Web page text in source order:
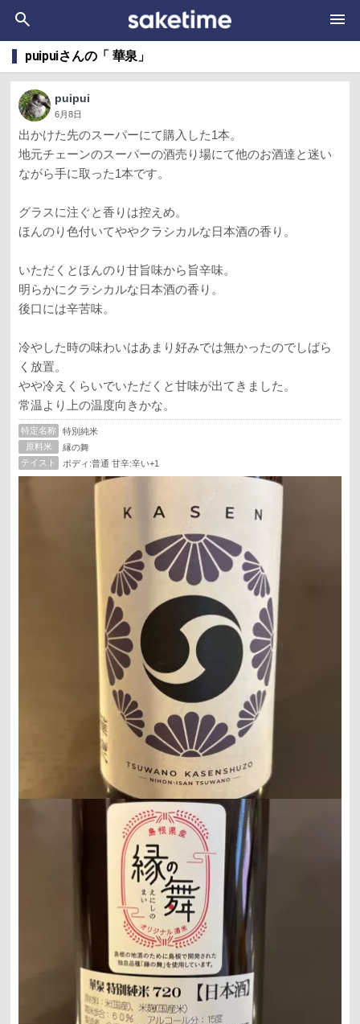
puipuiさんの「 華泉」
puipui
6月8日
出かけた先のスーパーにて購入した1本。
地元チェーンのスーパーの酒売り場にて他のお酒達と迷い
ながら手に取った1本です。
グラスに注ぐと香りは控えめ。
ほんのり色付いてややクラシカルな日本酒の香り。
いただくとほんのり甘旨味から旨辛味。
明らかにクラシカルな日本酒の香り。
後口には辛苦味。
冷やした時の味わいはあまり好みでは無かったのでしばら
く放置。
やや冷えくらいでいただくと甘味が出てきました。
常温より上の温度向きかな。
特定名称
特別純米
原料米
縁の舞
テイスト
ボディ:普通 甘辛:辛い+1